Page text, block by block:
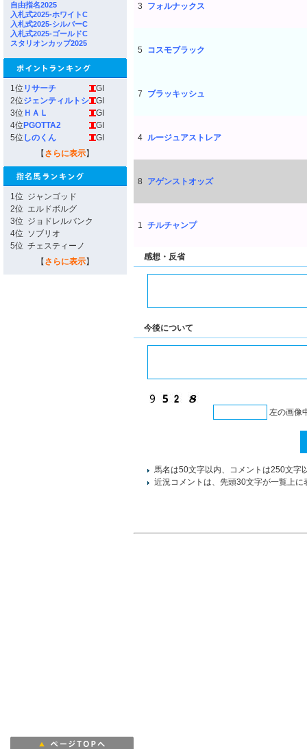
自由指名2025
入札式2025-ホワイトC
入札式2025-シルバーC
入札式2025-ゴールドC
スタリオンカップ2025
1位 リサーチ
GI
2位ジェンティルトシ
GI
3位 ＨＡＬ
GI
4位 PGOTTA2
GI
5位 しのくん
GI
【 さらに表示】
1位 ジャンゴッド
2位 エルドボルグ
3位 ジョドレルバンク
4位 ソブリオ
5位 チェスティーノ
【 さらに表示】
3 フォルナックス
5 コスモブラック
7 ブラッキッシュ
4 ルージュアストレア
8 アゲンストオッズ
1 チルチャンプ
感想・反省
今後について
左の画像
馬名は50文字以内、コメントは250文字
近況コメントは、先頭30文字が一覧上に